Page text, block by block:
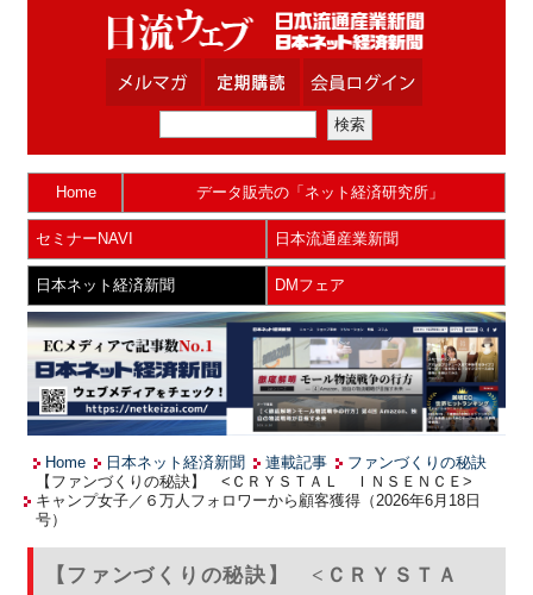
Home データ販売の「ネット経済研究所」
セミナーNAVI 日本流通産業新聞
日本ネット経済新聞 DMフェア
Home 日本ネット経済新聞 連載記事
ファンづくりの秘訣
【ファンづくりの秘訣】 <ＣＲＹＳＴＡＬ ＩＮＳＥＮＣＥ>
キャンプ女子／６万人フォロワーから顧客獲得（2026年6月18日
号）
【ファンづくりの秘訣】 <ＣＲＹＳＴＡ